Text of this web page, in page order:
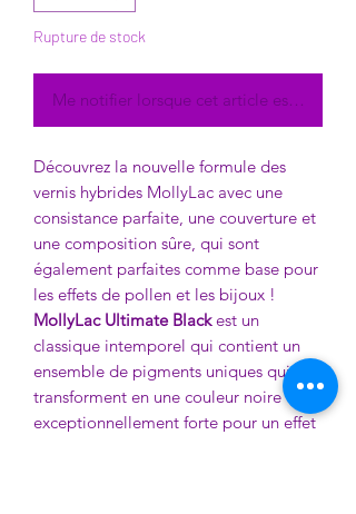
Rupture de stock
Me notifier lorsque cet article est
Découvrez la nouvelle formule des
vernis hybrides MollyLac avec une
consistance parfaite, une couverture et
une composition sûre, qui sont
également parfaites comme base pour
les effets de pollen et les bijoux !
MollyLac Ultimate Blackest un
classique intemporel qui contient un
ensemble de pigments uniques qui se
transforment en une couleur noire
exceptionnellement forte pour un effet